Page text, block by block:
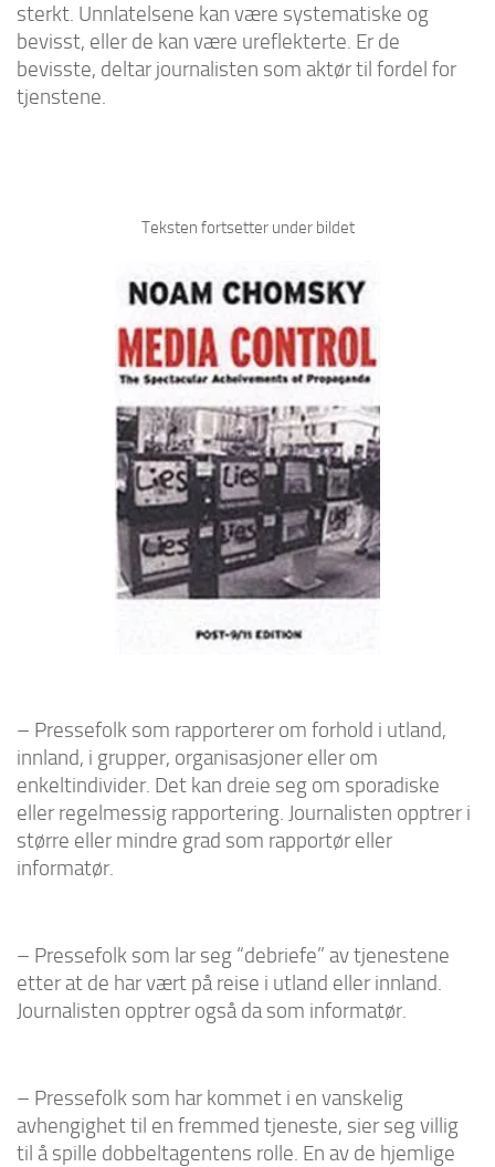
sterkt. Unnlatelsene kan være systematiske og
bevisst, eller de kan være ureflekterte. Er de
bevisste, deltar journalisten som aktør til fordel for
tjenstene.
Teksten fortsetter under bildet
– Pressefolk som rapporterer om forhold i utland,
innland, i grupper, organisasjoner eller om
enkeltindivider. Det kan dreie seg om sporadiske
eller regelmessig rapportering. Journalisten opptrer i
større eller mindre grad som rapportør eller
informatør.
– Pressefolk som lar seg “debriefe” av tjenestene
etter at de har vært på reise i utland eller innland.
Journalisten opptrer også da som informatør.
– Pressefolk som har kommet i en vanskelig
avhengighet til en fremmed tjeneste, sier seg villig
til å spille dobbeltagentens rolle. En av de hjemlige